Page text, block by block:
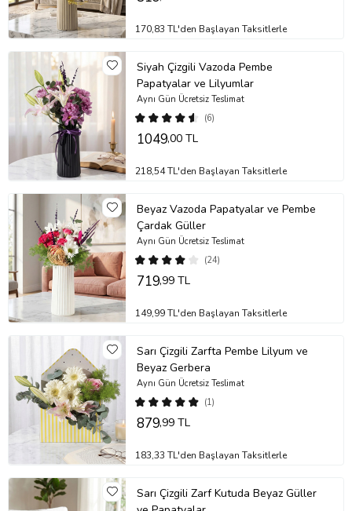
Stok durumuna göre ürünlerde ufak değişiklikler olabilir.
Ürün Kodu:nob163 170,83 TL'den Başlayan Taksitlerle
Siyah Çizgili Vazoda Pembe
Papatyalar ve Lilyumlar
(6)
Aynı Gün Ücretsiz Teslimat
1049,00 TL
218,54 TL'den Başlayan Taksitlerle
Beyaz Vazoda Papatyalar ve Pembe
Çardak Güller
(24)
Aynı Gün Ücretsiz Teslimat
719,99 TL
149,99 TL'den Başlayan Taksitlerle
Sarı Çizgili Zarfta Pembe Lilyum ve
Beyaz Gerbera
(1)
Aynı Gün Ücretsiz Teslimat
879,99 TL
183,33 TL'den Başlayan Taksitlerle
Sarı Çizgili Zarf Kutuda Beyaz Güller